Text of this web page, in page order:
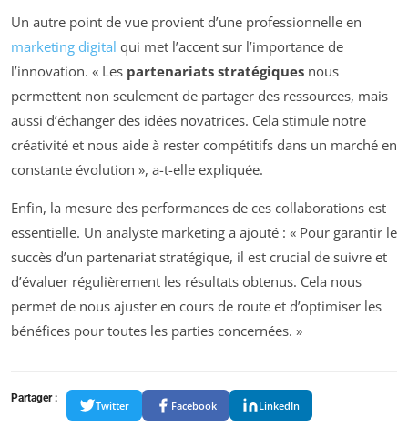
Un autre point de vue provient d’une professionnelle en
marketing digital qui met l’accent sur l’importance de
l’innovation. « Les partenariats stratégiques nous
permettent non seulement de partager des ressources, mais
aussi d’échanger des idées novatrices. Cela stimule notre
créativité et nous aide à rester compétitifs dans un marché en
constante évolution », a-t-elle expliquée.
Enfin, la mesure des performances de ces collaborations est
essentielle. Un analyste marketing a ajouté : « Pour garantir le
succès d’un partenariat stratégique, il est crucial de suivre et
d’évaluer régulièrement les résultats obtenus. Cela nous
permet de nous ajuster en cours de route et d’optimiser les
bénéfices pour toutes les parties concernées. »
Partager :
Twitter Facebook LinkedIn